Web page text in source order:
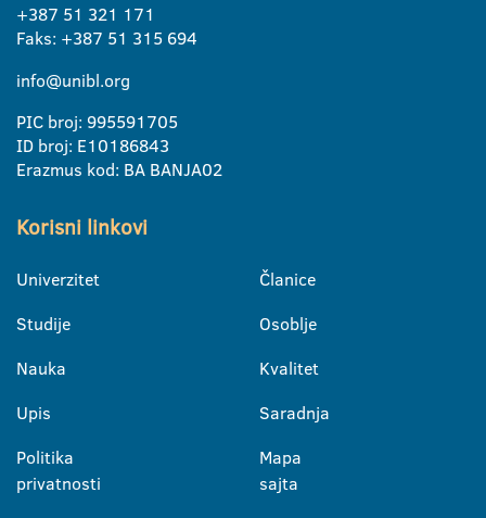
+387 51 321 171
Faks: +387 51 315 694
info@unibl.org
PIC broj: 995591705
ID broj: E10186843
Erazmus kod: BA BANJA02
Korisni linkovi
Univerzitet
Studije
Nauka
Upis
Politika
privatnosti
Članice
Osoblje
Kvalitet
Saradnja
Mapa
sajta